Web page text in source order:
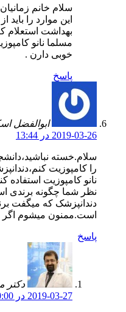
سلام خانم زمانیان
این موارد را
بهداشت استعلام
مسلما نانو
خوبی دارن .
پاسخ
ابوالفضل
2019-03-26 در 13:44
سلام.خسته
را کامپوزیت
نظر شما چگونه برندی
دندانپزشک که میگفت
است.ممنون میشوم اگر
پاسخ
دکتر
2019-03-27 در 20:00